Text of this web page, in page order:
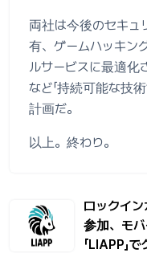
両社は今後のセキュ
有、ゲームハッキン
ルサービスに最適化
など「持続可能な技
計画だ。
以上。終わり。
ロックイ
参加、モ
「LIAPP」